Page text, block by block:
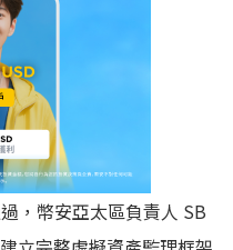
，幣安亞太區負責人 SB